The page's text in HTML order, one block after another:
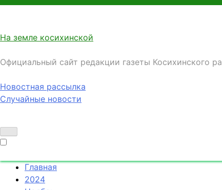
На земле косихинской
Официальный сайт редакции газеты Косихинского
Новостная рассылка
Случайные новости
Главная
2024